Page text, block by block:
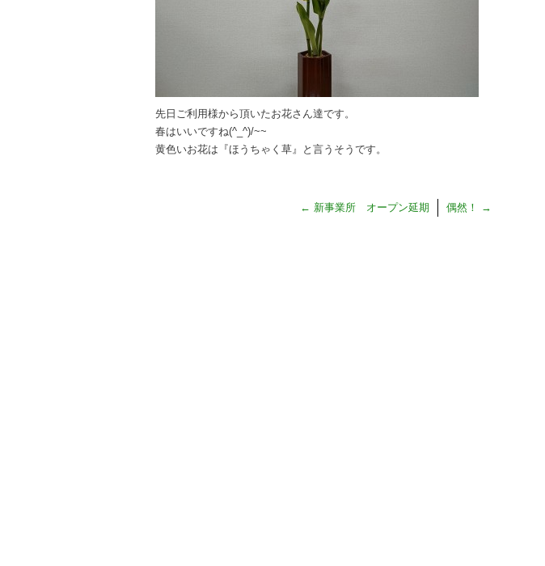
先日ご利用様から頂いたお花さん達です。
春はいいですね(^_^)/~~
黄色いお花は『ほうちゃく草』と言うそうです。
← 新事業所 オープン延期 偶然！ →